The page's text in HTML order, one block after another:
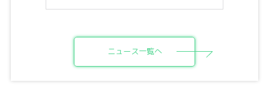
ニュース一覧へ